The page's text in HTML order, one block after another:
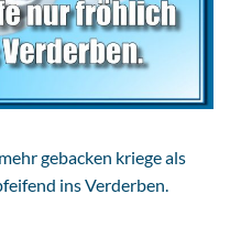
gebacken kriege als
ins Verderben.